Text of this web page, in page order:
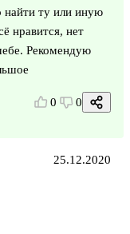
найти ту или иную
нравится, нет
Рекомендую
0 0
25.12.2020